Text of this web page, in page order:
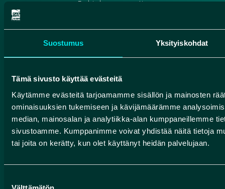
Suostumus Yksityiskohdat
Tämä sivusto käyttää evästeitä
Käytämme evästeitä tarjoamamme sisällön ja mainosten
ominaisuuksien tukemiseen ja kävijämäärämme
median, mainosalan ja analytiikka-alan kumppaneillemme
sivustoamme. Kumppanimme voivat yhdistää näitä tietoja
tai joita on kerätty, kun olet käyttänyt heidän palvelujaan.
Pohjolan rengastie
Suomen geoparkit
HUMANPOLIS OY (ROKUA GEOPARK)
Valtatie 17
91500 Muhos
info@rokuageopark.fi